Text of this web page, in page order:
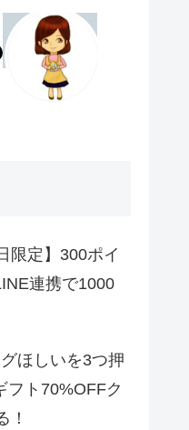
限定】300ポイ
連携で1000
ほしいを3つ押
フト70%OFFク
！